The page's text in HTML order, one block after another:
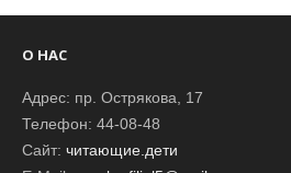
О НАС
Адрес: пр. Острякова, 17
Телефон: 44-08-48
Сайт: читающие.дети